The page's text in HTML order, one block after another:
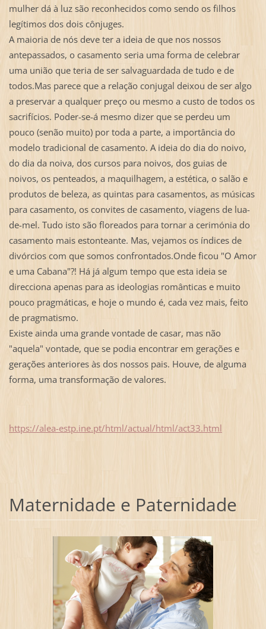
mulher dá à luz são reconhecidos como sendo os filhos
legítimos dos dois cônjuges.
A maioria de nós deve ter a ideia de que nos nossos
antepassados, o casamento seria uma forma de celebrar
uma união que teria de ser salvaguardada de tudo e de
todos.Mas parece que a relação conjugal deixou de ser algo
a preservar a qualquer preço ou mesmo a custo de todos os
sacrifícios. Poder-se-á mesmo dizer que se perdeu um
pouco (senão muito) por toda a parte, a importância do
modelo tradicional de casamento. A ideia do dia do noivo,
do dia da noiva, dos cursos para noivos, dos guias de
noivos, os penteados, a maquilhagem, a estética, o salão e
produtos de beleza, as quintas para casamentos, as músicas
para casamento, os convites de casamento, viagens de lua-
de-mel. Tudo isto são floreados para tornar a cerimónia do
casamento mais estonteante. Mas, vejamos os índices de
divórcios com que somos confrontados.Onde ficou "O Amor
e uma Cabana"?! Há já algum tempo que esta ideia se
direcciona apenas para as ideologias românticas e muito
pouco pragmáticas, e hoje o mundo é, cada vez mais, feito
de pragmatismo.
Existe ainda uma grande vontade de casar, mas não
"aquela" vontade, que se podia encontrar em gerações e
gerações anteriores às dos nossos pais. Houve, de alguma
forma, uma transformação de valores.
https://alea-estp.ine.pt/html/actual/html/act33.html
Maternidade e Paternidade